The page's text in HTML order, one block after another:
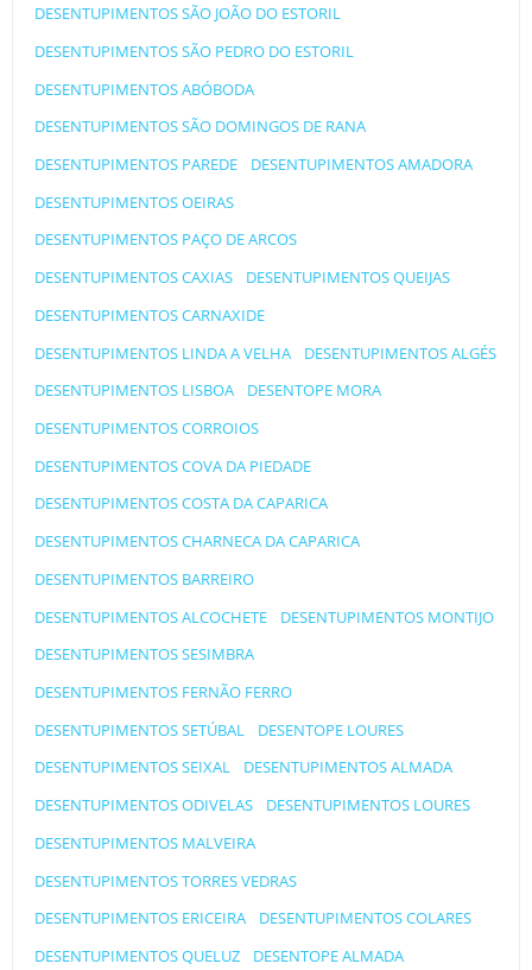
DESENTUPIMENTOS SÃO JOÃO DO ESTORIL
DESENTUPIMENTOS SÃO PEDRO DO ESTORIL
DESENTUPIMENTOS ABÓBODA
DESENTUPIMENTOS SÃO DOMINGOS DE RANA
DESENTUPIMENTOS PAREDE
DESENTUPIMENTOS AMADORA
DESENTUPIMENTOS OEIRAS
DESENTUPIMENTOS PAÇO DE ARCOS
DESENTUPIMENTOS CAXIAS
DESENTUPIMENTOS QUEIJAS
DESENTUPIMENTOS CARNAXIDE
DESENTUPIMENTOS LINDA A VELHA
DESENTUPIMENTOS ALGÉS
DESENTUPIMENTOS LISBOA
DESENTOPE MORA
DESENTUPIMENTOS CORROIOS
DESENTUPIMENTOS COVA DA PIEDADE
DESENTUPIMENTOS COSTA DA CAPARICA
DESENTUPIMENTOS CHARNECA DA CAPARICA
DESENTUPIMENTOS BARREIRO
DESENTUPIMENTOS ALCOCHETE
DESENTUPIMENTOS MONTIJO
DESENTUPIMENTOS SESIMBRA
DESENTUPIMENTOS FERNÃO FERRO
DESENTUPIMENTOS SETÚBAL
DESENTOPE LOURES
DESENTUPIMENTOS SEIXAL
DESENTUPIMENTOS ALMADA
DESENTUPIMENTOS ODIVELAS
DESENTUPIMENTOS LOURES
DESENTUPIMENTOS MALVEIRA
DESENTUPIMENTOS TORRES VEDRAS
DESENTUPIMENTOS ERICEIRA
DESENTUPIMENTOS COLARES
DESENTUPIMENTOS QUELUZ
DESENTOPE ALMADA